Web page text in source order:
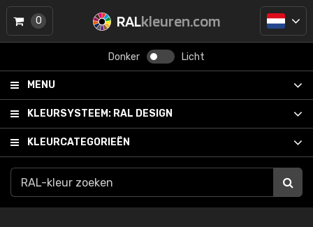
RALkleuren.com
Donker Licht
MENU
KLEURSYSTEEM: RAL DESIGN
KLEURCATEGORIEËN
0